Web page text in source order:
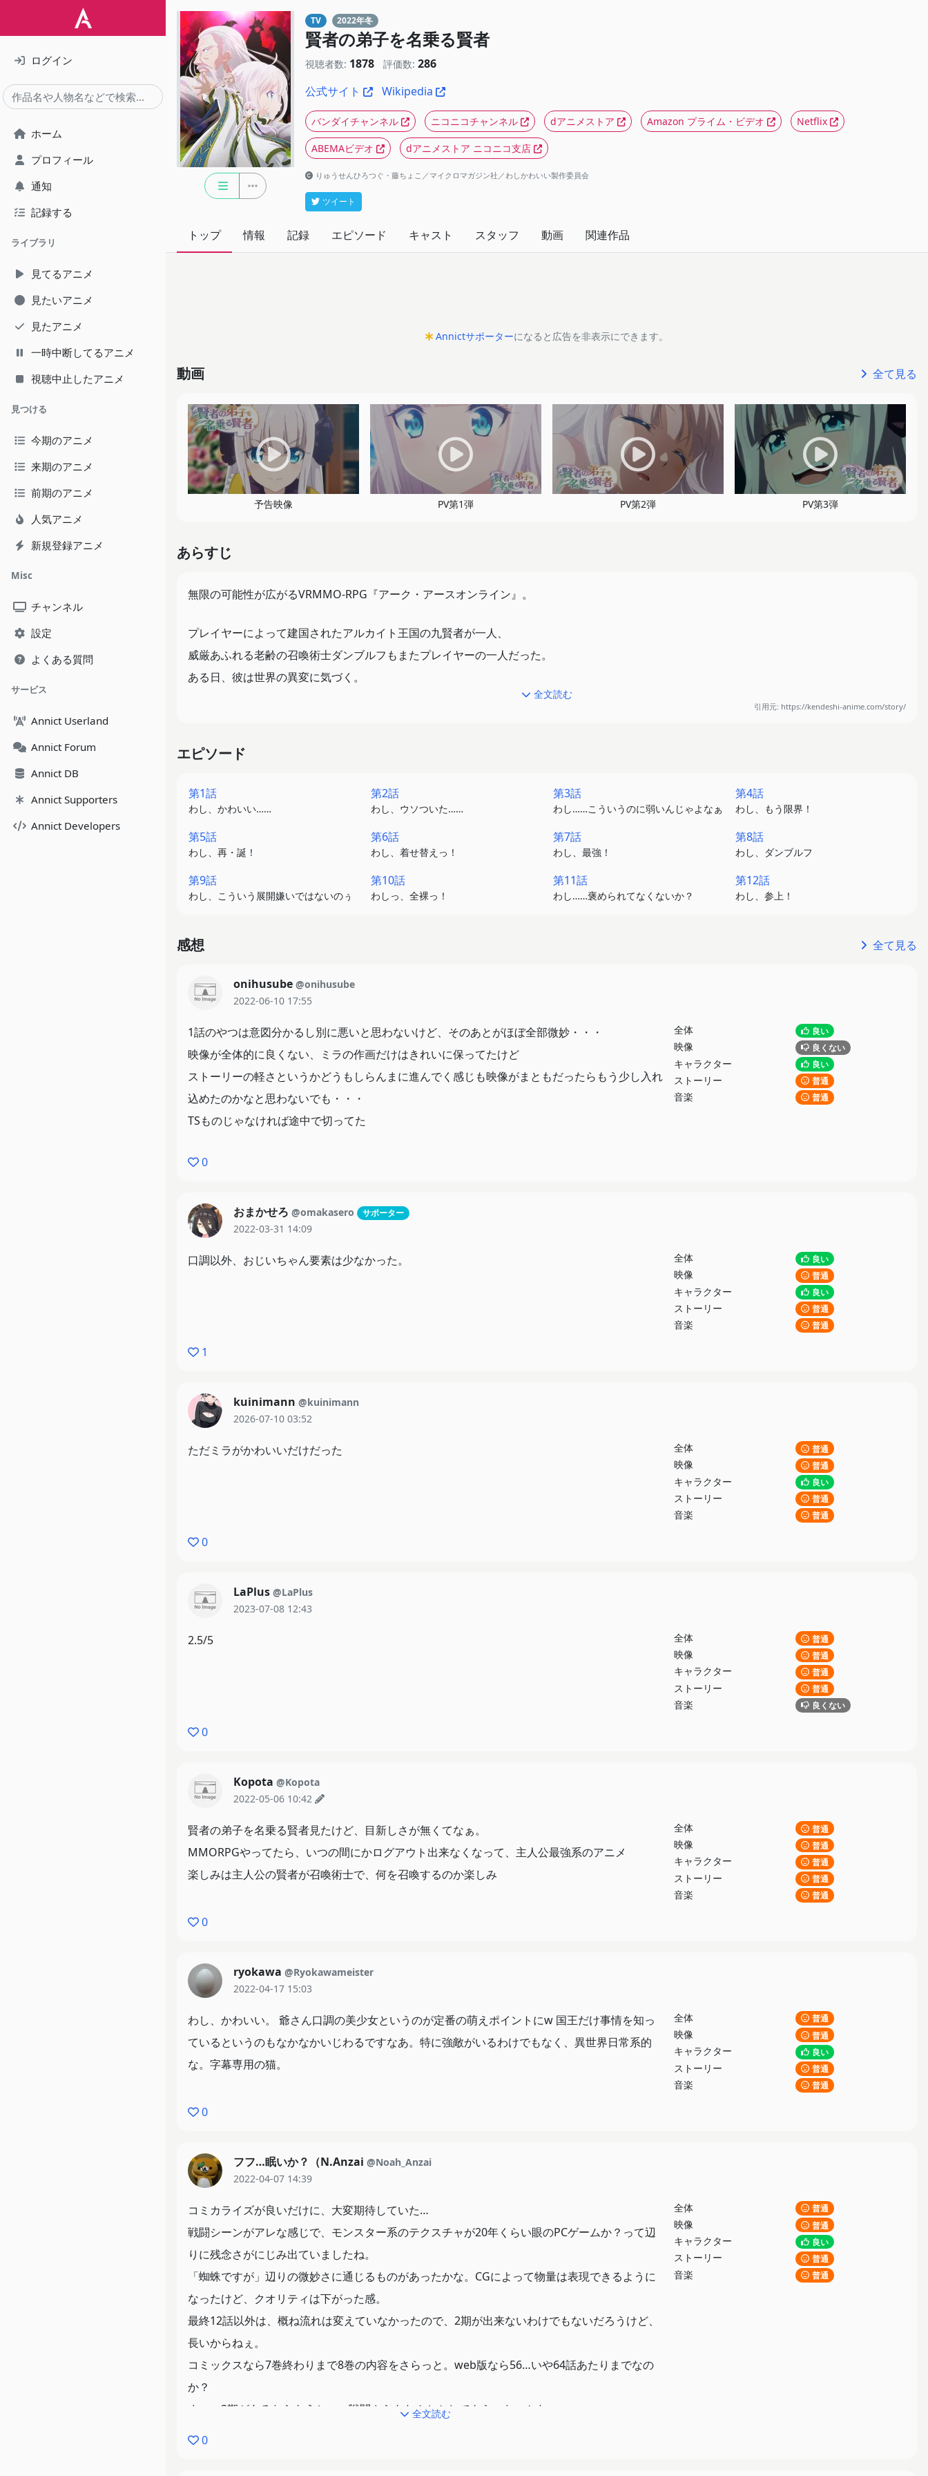
ログイン
ホーム
プロフィール
通知
記録する
ライブラリ
見てるアニメ
見たいアニメ
見たアニメ
一時中断してるアニメ
視聴中止したアニメ
見つける
今期のアニメ
来期のアニメ
前期のアニメ
人気アニメ
新規登録アニメ
Misc
チャンネル
設定
よくある質問
サービス
Annict Userland
Annict Forum
Annict DB
Annict Supporters
Annict Developers
TV 2022年冬
賢者の弟子を名乗る賢者
視聴者数: 1878 評価数: 286
公式サイト
Wikipedia
バンダイチャンネル ニコニコチャンネル dアニメストア Amazon プライム・ビデオ Netflix
ABEMAビデオ dアニメストア ニコニコ支店
りゅうせんひろつぐ・藤ちょこ／マイクロマガジン社／わしかわいい製作委員会
ツイート
トップ 情報 記録 エピソード キャスト スタッフ 動画 関連作品
Annictサポーターになると広告を非表示にできます。
動画 全て見る
予告映像 PV第1弾 PV第2弾 PV第3弾
あらすじ
無限の可能性が広がるVRMMO-RPG『アーク・アースオンライン』。
プレイヤーによって建国されたアルカイト王国の九賢者が一人、
威厳あふれる老齢の召喚術士ダンブルフもまたプレイヤーの一人だった。
ある日、彼は世界の異変に気づく。
―それはゲームが紛れもない現実となった証であった。
幼くも美しい少女の姿になっていた！
急変した世界の謎を解き明かすため、
ダンブルフは賢者の弟子ミラを名乗り旅立つのであった。
全文読む
引用元: https://kendeshi-anime.com/story/
エピソード
第1話
わし、かわいい……
第2話
わし、ウソついた……
第3話
わし……こういうのに弱いんじゃよなぁ
第4話
わし、もう限界！
第5話
わし、再・誕！
第6話
わし、着せ替えっ！
第7話
わし、最強！
第8話
わし、ダンブルフ
第9話
わし、こういう展開嫌いではないのぅ
第10話
わしっ、全裸っ！
第11話
わし……褒められてなくないか？
第12話
わし、参上！
感想 全て見る
onihusube @onihusube
2022-06-10 17:55
全体 良い
映像 良くない
キャラクター 良い
ストーリー 普通
音楽 普通
1話のやつは意図分かるし別に悪いと思わないけど、そのあとがほぼ全部微妙・・・
映像が全体的に良くない、ミラの作画だけはきれいに保ってたけど
ストーリーの軽さというかどうもしらんまに進んでく感じも映像がまともだったらもう少し入れ
込めたのかなと思わないでも・・・
TSものじゃなければ途中で切ってた
0
おまかせろ @omakasero サポーター
2022-03-31 14:09
全体 良い
映像 普通
キャラクター 良い
ストーリー 普通
音楽 普通
口調以外、おじいちゃん要素は少なかった。
1
kuinimann @kuinimann
2026-07-10 03:52
全体 普通
映像 普通
キャラクター 良い
ストーリー 普通
音楽 普通
ただミラがかわいいだけだった
0
LaPlus @LaPlus
2023-07-08 12:43
全体 普通
映像 普通
キャラクター 普通
ストーリー 普通
音楽 良くない
2.5/5
0
Kopota @Kopota
2022-05-06 10:42
全体 普通
映像 普通
キャラクター 普通
ストーリー 普通
音楽 普通
賢者の弟子を名乗る賢者見たけど、目新しさが無くてなぁ。
MMORPGやってたら、いつの間にかログアウト出来なくなって、主人公最強系のアニメ
楽しみは主人公の賢者が召喚術士で、何を召喚するのか楽しみ
0
ryokawa @Ryokawameister
2022-04-17 15:03
全体 普通
映像 普通
キャラクター 良い
ストーリー 普通
音楽 普通
わし、かわいい。 爺さん口調の美少女というのが定番の萌えポイントにw 国王だけ事情を知っ
ているというのもなかなかいじわるですなあ。特に強敵がいるわけでもなく、異世界日常系的
な。字幕専用の猫。
0
フフ…眠いか？（N.Anzai @Noah_Anzai
2022-04-07 14:39
全体 普通
映像 普通
キャラクター 良い
ストーリー 普通
音楽 普通
コミカライズが良いだけに、大変期待していた…
戦闘シーンがアレな感じで、モンスター系のテクスチャが20年くらい眼のPCゲームか？って辺
りに残念さがにじみ出ていましたね。
「蜘蛛ですが」辺りの微妙さに通じるものがあったかな。CGによって物量は表現できるように
なったけど、クオリティは下がった感。
最終12話以外は、概ね流れは変えていなかったので、2期が出来ないわけでもないだろうけど、
長いからねぇ。
コミックスなら7巻終わりまで8巻の内容をさらっと。web版なら56…いや64話あたりまでなの
か？
まぁ、2期があるならもうちょい戦闘やらをなんとかしてもらいたいかな。
全文読む
0